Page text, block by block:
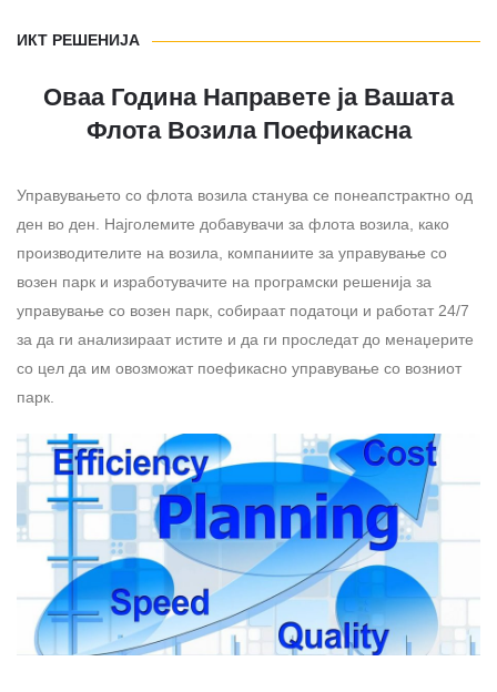
ИКТ РЕШЕНИЈА
Оваа Година Направете ја Вашата
Флота Возила Поефикасна
Управувањето со флота возила станува се понеапстрактно од
ден во ден. Најголемите добавувачи за флота возила, како
производителите на возила, компаниите за управување со
возен парк и изработувачите на програмски решенија за
управување со возен парк, собираат податоци и работат 24/7
за да ги анализираат истите и да ги проследат до менаџерите
со цел да им овозможат поефикасно управување со возниот
парк.